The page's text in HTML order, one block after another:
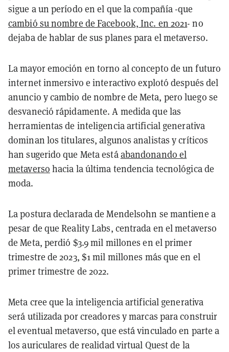
sigue a un período en el que la compañía -que
cambió su nombre de Facebook, Inc. en 2021- no
dejaba de hablar de sus planes para el metaverso.
La mayor emoción en torno al concepto de un futuro
internet inmersivo e interactivo explotó después del
anuncio y cambio de nombre de Meta, pero luego se
desvaneció rápidamente. A medida que las
herramientas de inteligencia artificial generativa
dominan los titulares, algunos analistas y críticos
han sugerido que Meta estáabandonando el
metaverso hacia la última tendencia tecnológica de
moda.
La postura declarada de Mendelsohn se mantiene a
pesar de que Reality Labs, centrada en el metaverso
de Meta, perdió $3.9 mil millones en el primer
trimestre de 2023, $1 mil millones más que en el
primer trimestre de 2022.
Meta cree que la inteligencia artificial generativa
será utilizada por creadores y marcas para construir
el eventual metaverso, que está vinculado en parte a
los auriculares de realidad virtual Quest de la